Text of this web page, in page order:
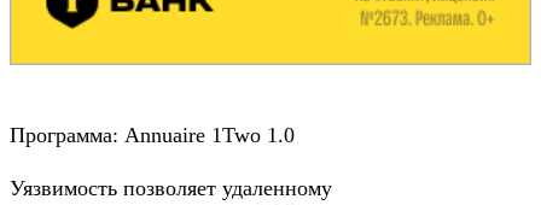
Программа: Annuaire 1Two 1.0
Уязвимость позволяет удаленному